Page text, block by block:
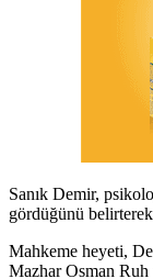
Sanık Demir,
gördüğünü
Mahkeme heyeti,
Mazhar Osman Ruh